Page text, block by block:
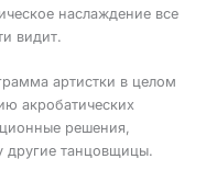
наслаждение все
видит.
артистки в целом
акробатических
решения,
другие танцовщицы.